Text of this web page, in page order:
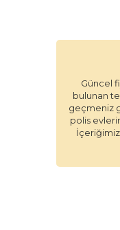
Güncel
bulunan
geçmeniz
polis